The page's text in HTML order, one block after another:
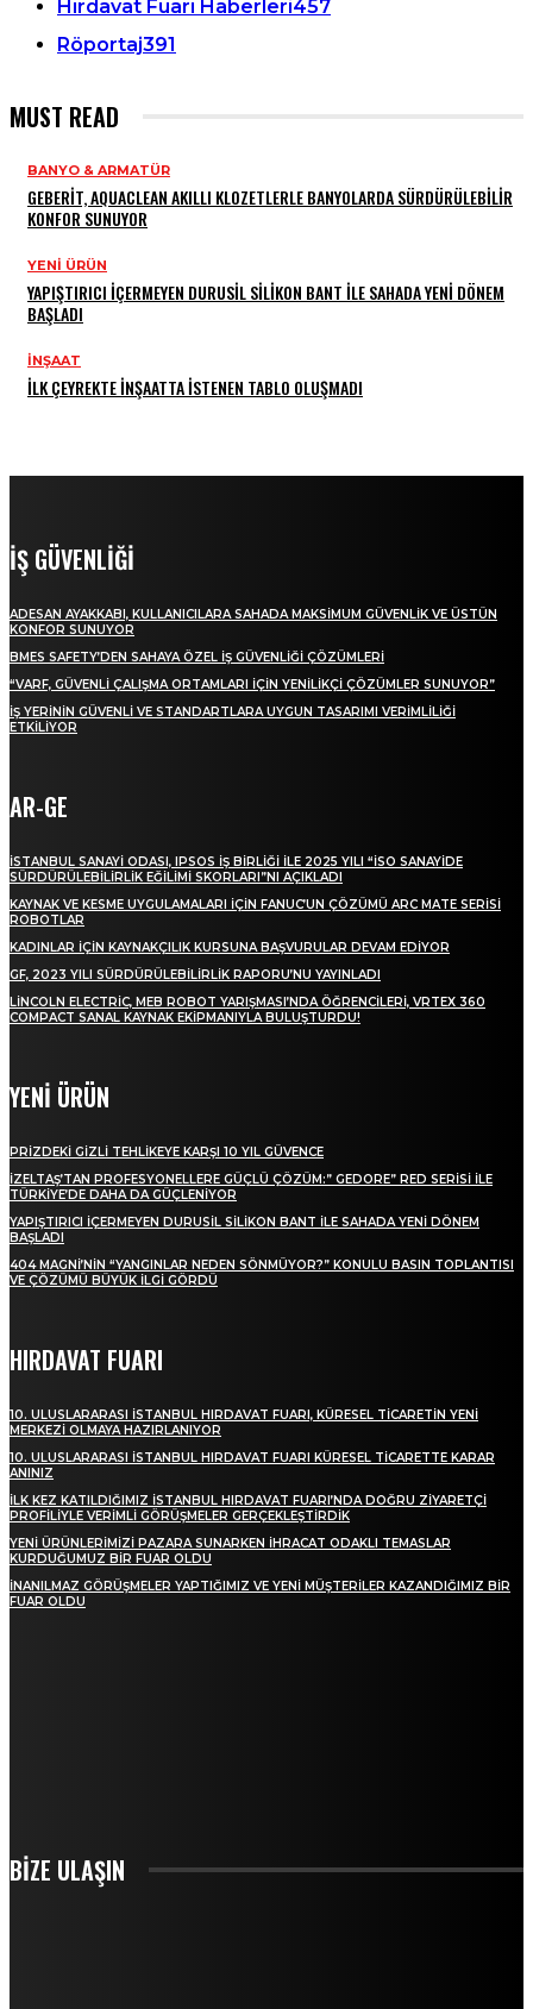
Hırdavat Fuarı Haberleri457
Röportaj391
MUST READ
BANYO & ARMATÜR
GEBERIT, AQUACLEAN AKILLI KLOZETLERLE BANYOLARDA SÜRDÜRÜLEBILIR
KONFOR SUNUYOR
YENI ÜRÜN
YAPIŞTIRICI İÇERMEYEN DURUSİL SİLİKON BANT İLE SAHADA YENİ DÖNEM
BAŞLADI
İNŞAAT
İLK ÇEYREKTE İNŞAATTA İSTENEN TABLO OLUŞMADI
İŞ GÜVENLİĞİ
ADESAN AYAKKABI, KULLANICILARA SAHADA MAKSIMUM GÜVENLIK VE ÜSTÜN
KONFOR SUNUYOR
BMES SAFETY’DEN SAHAYA ÖZEL İŞ GÜVENLIĞI ÇÖZÜMLERI
“VARF, GÜVENLI ÇALIŞMA ORTAMLARI İÇIN YENILIKÇI ÇÖZÜMLER SUNUYOR”
İŞ YERININ GÜVENLI VE STANDARTLARA UYGUN TASARIMI VERIMLILIĞI
ETKILIYOR
AR-GE
İSTANBUL SANAYI ODASI, IPSOS IŞ BIRLIĞI ILE 2025 YILI “İSO SANAYIDE
SÜRDÜRÜLEBILIRLIK EĞILIMI SKORLARI”NI AÇIKLADI
KAYNAK VE KESME UYGULAMALARI IÇIN FANUC’UN ÇÖZÜMÜ ARC MATE SERISI
ROBOTLAR
KADINLAR İÇIN KAYNAKÇILIK KURSUNA BAŞVURULAR DEVAM EDIYOR
GF, 2023 YILI SÜRDÜRÜLEBILIRLIK RAPORU’NU YAYINLADI
LINCOLN ELECTRIC, MEB ROBOT YARIŞMASI’NDA ÖĞRENCILERI, VRTEX 360
COMPACT SANAL KAYNAK EKIPMANIYLA BULUŞTURDU!
YENİ ÜRÜN
PRIZDEKI GIZLI TEHLIKEYE KARŞI 10 YIL GÜVENCE
İZELTAŞ’TAN PROFESYONELLERE GÜÇLÜ ÇÖZÜM:” GEDORE” RED SERISI ILE
TÜRKIYE’DE DAHA DA GÜÇLENIYOR
YAPIŞTIRICI İÇERMEYEN DURUSİL SİLİKON BANT İLE SAHADA YENİ DÖNEM
BAŞLADI
404 MAGNI’NIN “YANGINLAR NEDEN SÖNMÜYOR?” KONULU BASIN TOPLANTISI
VE ÇÖZÜMÜ BÜYÜK İLGI GÖRDÜ
HIRDAVAT FUARI
10. ULUSLARARASI İSTANBUL HIRDAVAT FUARI, KÜRESEL TICARETIN YENI
MERKEZI OLMAYA HAZIRLANIYOR
10. ULUSLARARASI İSTANBUL HIRDAVAT FUARI KÜRESEL TİCARETTE KARAR
ANINIZ
İLK KEZ KATILDIĞIMIZ İSTANBUL HIRDAVAT FUARI’NDA DOĞRU ZIYARETÇI
PROFILIYLE VERIMLI GÖRÜŞMELER GERÇEKLEŞTIRDIK
YENI ÜRÜNLERIMIZI PAZARA SUNARKEN İHRACAT ODAKLI TEMASLAR
KURDUĞUMUZ BIR FUAR OLDU
İNANILMAZ GÖRÜŞMELER YAPTIĞIMIZ VE YENI MÜŞTERILER KAZANDIĞIMIZ BIR
FUAR OLDU
BIZE ULAŞIN